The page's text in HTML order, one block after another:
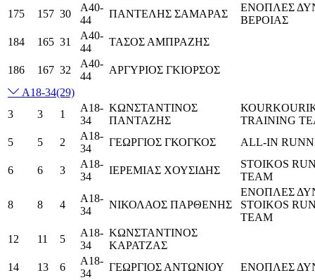
175
157 30
Α40-
44
ΠΑΝΤΕΛΗΣ ΣΑΜΑΡΑΣ
ΕΝΟΠΛΕΣ
ΒΕΡΟΙΑΣ
184
165 31
Α40-
44
ΤΑΣΟΣ ΑΜΠΡΑΖΗΣ
186 167 32
Α40-
44
ΑΡΓΥΡΙΟΣ ΓΚΙΟΡΣΟΣ
Α18-34(29)
3
3 1
Α18-
34
ΚΩΝΣΤΑΝΤΙΝΟΣ
ΠΑΝΤΑΖΗΣ
TRAINING
5
5 2
Α18-
34
ΓΕΩΡΓΙΟΣ ΓΚΟΓΚΟΣ ALL-IN
6 6 3
Α18-
34
ΙΕΡΕΜΙΑΣ ΧΟΥΣΙΔΗΣ
STOIKOS
TEAM
8 8 4
Α18-
34
ΝΙΚΟΛΑΟΣ ΠΑΡΘΕΝΗΣ
ΕΝΟΠΛΕΣ
STOIKOS
TEAM
12
11 5
Α18-
34
ΚΩΝΣΤΑΝΤΙΝΟΣ
ΚΑΡΑΤΖΑΣ
14
13 6
Α18-
34
ΓΕΩΡΓΙΟΣ ΑΝΤΩΝΙΟΥ ΕΝΟΠΛΕΣ